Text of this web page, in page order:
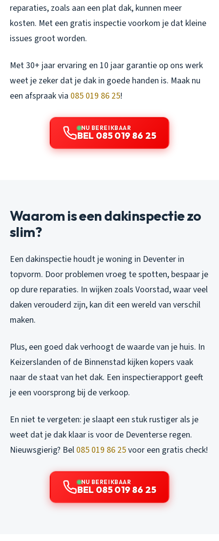
reparaties, zoals aan een plat dak, kunnen meer
kosten. Met een gratis inspectie voorkom je dat kleine
issues groot worden.
Met 30+ jaar ervaring en 10 jaar garantie op ons werk
weet je zeker dat je dak in goede handen is. Maak nu
een afspraak via 085 019 86 25!
NU BEREIKBAAR
BEL 085 019 86 25
Waarom is een dakinspectie zo
slim?
Een dakinspectie houdt je woning in Deventer in
topvorm. Door problemen vroeg te spotten, bespaar je
op dure reparaties. In wijken zoals Voorstad, waar veel
daken verouderd zijn, kan dit een wereld van verschil
maken.
Plus, een goed dak verhoogt de waarde van je huis. In
Keizerslanden of de Binnenstad kijken kopers vaak
naar de staat van het dak. Een inspectierapport geeft
je een voorsprong bij de verkoop.
En niet te vergeten: je slaapt een stuk rustiger als je
weet dat je dak klaar is voor de Deventerse regen.
Nieuwsgierig? Bel 085 019 86 25voor een gratis check!
NU BEREIKBAAR
BEL 085 019 86 25